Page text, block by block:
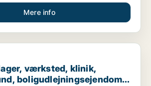
Mere info
værksted, klinik, erhvervsgrund,
værksted, klinik,
boligudlejningsejendom